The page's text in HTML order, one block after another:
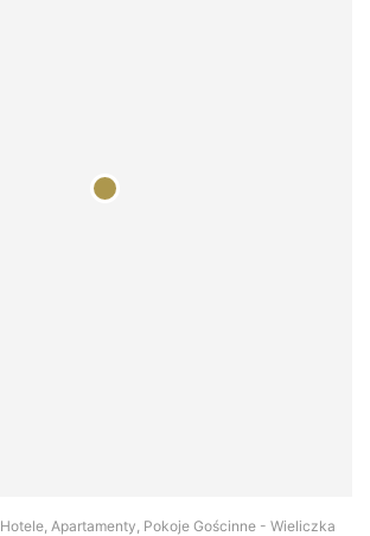
Hotele, Apartamenty, Pokoje Gościnne - Wieliczka